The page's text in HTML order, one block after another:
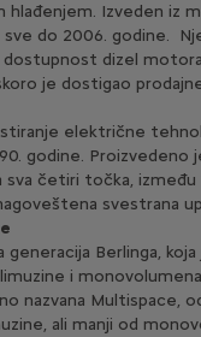
Izveden iz
do 2006. godine.
dizel
je dostigao
električne
godine.
četiri točka, između
svestrana
generacija Berlinga,
i
nazvana Multispace,
ali manji od